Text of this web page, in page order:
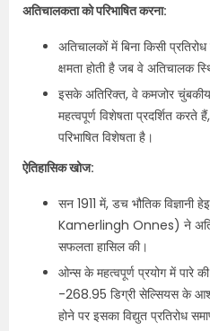
अतिचालकता को परिभाषित करना:
अतिचालकों में बिना किसी
क्षमता होती है जब वे अतिचालक
इसके अतिरिक्त, वे कमजोर चुंबकीय
महत्वपूर्ण विशेषता प्रदर्शित करते
परिभाषित विशेषता है।
ऐतिहासिक खोज:
सन 1911 में, डच भौतिक
Kamerlingh Onnes) ने
सफलता हासिल की।
ओन्स के महत्वपूर्ण प्रयोग में पारे
-268.95 डिग्री सेल्सियस के
होने पर इसका विद्युत प्रतिरोध